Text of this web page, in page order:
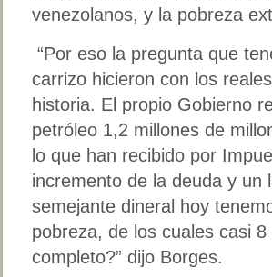
venezolanos, y la pobreza
“Por eso la pregunta que
carrizo hicieron con los
historia. El propio Gobierno
petróleo 1,2 millones de
lo que han recibido por
incremento de la deuda y un
semejante dineral hoy
pobreza, de los cuales casi
completo?” dijo Borges.